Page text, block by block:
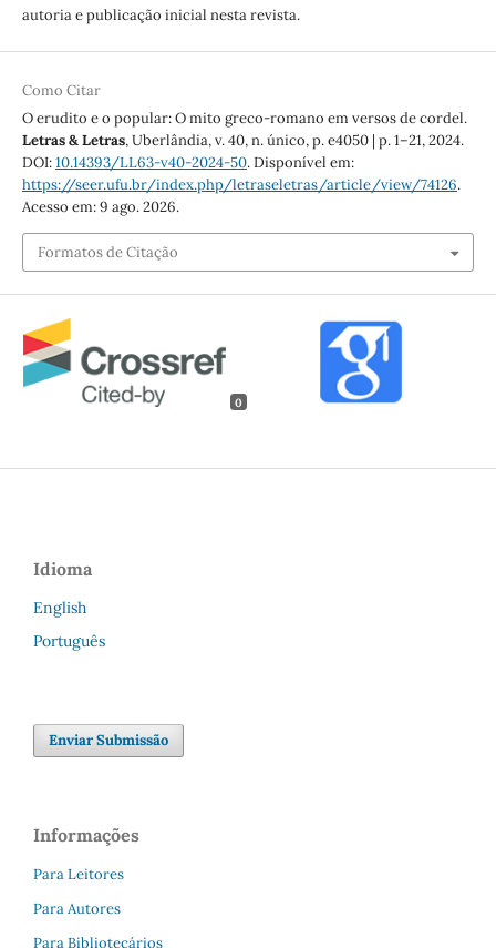
autoria e publicação inicial nesta revista.
Como Citar
O erudito e o popular: O mito greco-romano em versos de cordel.
Letras & Letras, Uberlândia, v. 40, n. único, p. e4050 | p. 1–21, 2024.
DOI:10.14393/LL63-v40-2024-50. Disponível em:
https://seer.ufu.br/index.php/letraseletras/article/view/74126.
Acesso em: 9 ago. 2026.
Formatos de Citação
0
Idioma
English
Português
Enviar Submissão
Informações
Para Leitores
Para Autores
Para Bibliotecários